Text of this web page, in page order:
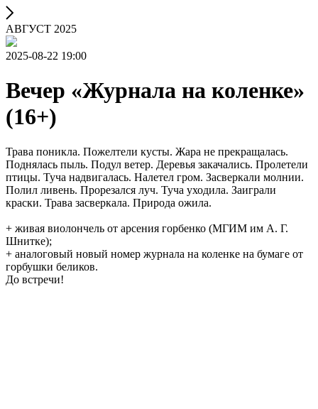
АВГУСТ 2025
2025-08-22 19:00
Вечер «Журнала на коленке»
(16+)
Трава поникла. Пожелтели кусты. Жара не прекращалась.
Поднялась пыль. Подул ветер. Деревья закачались. Пролетели
птицы. Туча надвигалась. Налетел гром. Засверкали молнии.
Полил ливень. Прорезался луч. Туча уходила. Заиграли
краски. Трава засверкала. Природа ожила.
+ живая виолончель от арсения горбенко (МГИМ им А. Г.
Шнитке);
+ аналоговый новый номер журнала на коленке на бумаге от
горбушки беликов.
До встречи!